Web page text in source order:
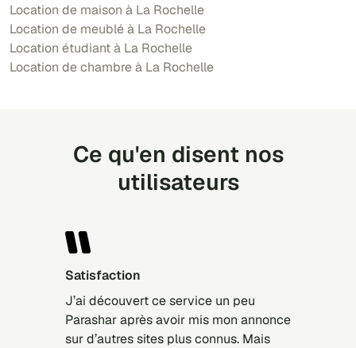
Location de maison à La Rochelle
Location de meublé à La Rochelle
Location étudiant à La Rochelle
Location de chambre à La Rochelle
Ce qu'en disent nos
utilisateurs
Satisfaction
J’ai découvert ce service un peu
Parashar après avoir mis mon annonce
sur d’autres sites plus connus. Mais